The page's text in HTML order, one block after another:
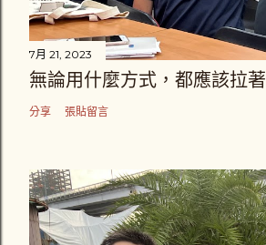
7月 21, 2023
無論用什麼方式，都應該拉
分享 張貼留言